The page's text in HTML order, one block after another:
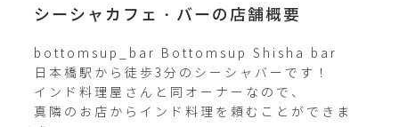
シーシャカフェ・バーの店舗概要
bottomsup_bar Bottomsup Shisha bar
日本橋駅から徒歩3分のシーシャバーです！
インド料理屋さんと同オーナーなので、
真隣のお店からインド料理を頼むことができま